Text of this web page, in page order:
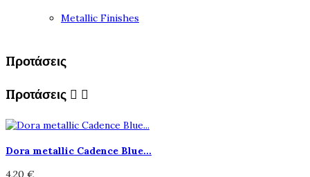
Metallic Finishes
Προτάσεις
Προτάσεις  
Dora metallic Cadence Blue...
4,20 €